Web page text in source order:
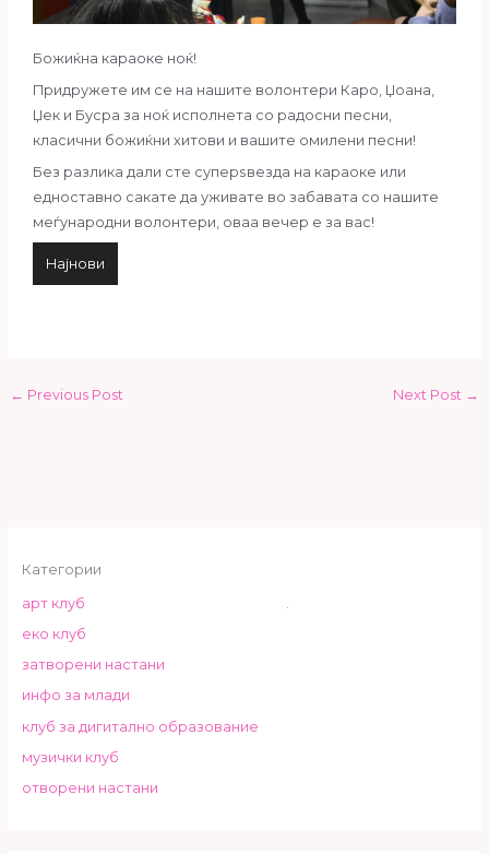
Божиќна караоке ноќ!
Придружете им се на нашите волонтери Каро, Џоана,
Џек и Бусра за ноќ исполнета со радосни песни,
класични божиќни хитови и вашите омилени песни!
Без разлика дали сте суперѕвезда на караоке или
едноставно сакате да уживате во забавата со нашите
меѓународни волонтери, оваа вечер е за вас!
Најнови
← Previous Post Next Post →
Категории
арт клуб
еко клуб
затворени настани
инфо за млади
клуб за дигитално образование
музички клуб
отворени настани